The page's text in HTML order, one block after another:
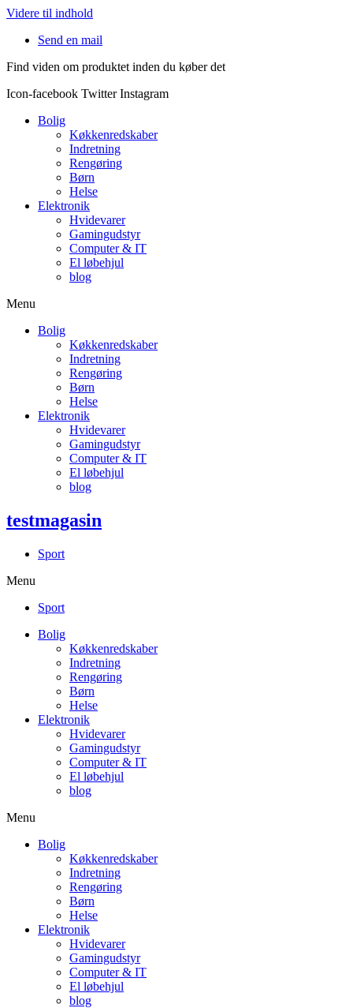
Videre til indhold
Send en mail
Find viden om produktet inden du køber det
Icon-facebook Twitter Instagram
Bolig
Køkkenredskaber
Indretning
Rengøring
Børn
Helse
Elektronik
Hvidevarer
Gamingudstyr
Computer & IT
El løbehjul
blog
Menu
Bolig
Køkkenredskaber
Indretning
Rengøring
Børn
Helse
Elektronik
Hvidevarer
Gamingudstyr
Computer & IT
El løbehjul
blog
testmagasin
Sport
Menu
Sport
Bolig
Køkkenredskaber
Indretning
Rengøring
Børn
Helse
Elektronik
Hvidevarer
Gamingudstyr
Computer & IT
El løbehjul
blog
Menu
Bolig
Køkkenredskaber
Indretning
Rengøring
Børn
Helse
Elektronik
Hvidevarer
Gamingudstyr
Computer & IT
El løbehjul
blog